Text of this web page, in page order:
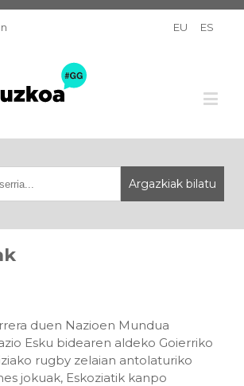
EU ES
duen Nazioen Mundua
Esku bidearen aldeko Goierriko
rugby zelaian antolaturiko
jokuak, Eskoziatik kanpo